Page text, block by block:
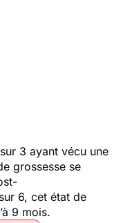
3 ayant vécu une
grossesse se
6, cet état de
9 mois.